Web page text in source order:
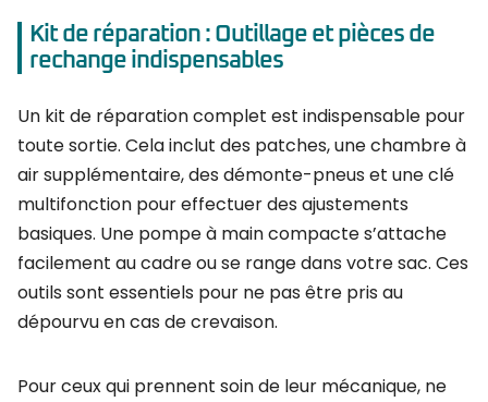
Kit de réparation : Outillage et pièces de
rechange indispensables
Un kit de réparation complet est indispensable pour
toute sortie. Cela inclut des patches, une chambre à
air supplémentaire, des démonte-pneus et une clé
multifonction pour effectuer des ajustements
basiques. Une pompe à main compacte s’attache
facilement au cadre ou se range dans votre sac. Ces
outils sont essentiels pour ne pas être pris au
dépourvu en cas de crevaison.
Pour ceux qui prennent soin de leur mécanique, ne